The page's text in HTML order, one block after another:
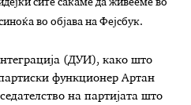
сите сакаме да живееме во
во објава на Фејсбук.
(ДУИ), како што
функционер Артан
на партијата што